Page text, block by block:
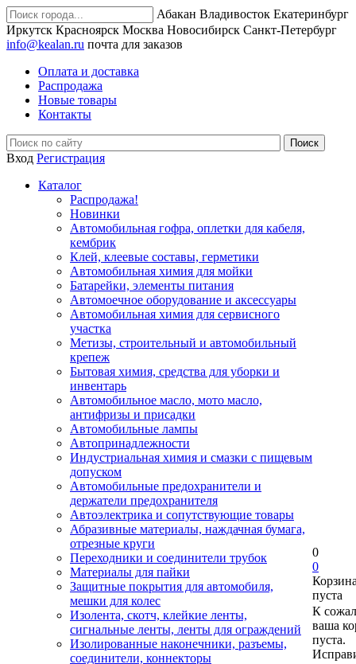
Абакан Владивосток Екатеринбург
Иркутск Красноярск Москва Новосибирск Санкт-Петербург
info@kealan.ru почта для заказов
Оплата и доставка
Распродажа
Новые товары
Контакты
Вход Регистрация
Каталог
Распродажа!
Новинки
Автомобильная гофра, оплетки для кабеля,
кембрик
Клей, клеевые составы, герметики
Автомобильная химия для мойки
Батарейки, элементы питания
Автомоечное оборудование и аксессуары
Автомобильная химия для сервисного
участка
Метизы, строительный и автомобильный
крепеж
Бытовая химия, средства для уборки и
инвентарь
Автомобильное масло, мото масло,
антифризы и присадки
Автомобильные лампы
Автопринадлежности
Индустриальная химия и смазки с пищевым
допуском
Автомобильные предохранители и
держатели предохранителя
Автоэлектрика и сопутствующие товары
Абразивные материалы, наждачная бумага,
отрезные круги
Переходники и соединители трубок
Материалы для пайки
Защитные покрытия для автомобиля,
мешки для колес
Изолента, скотч, клейкие ленты,
сигнальные ленты, ленты для ограждений
Изолированные наконечники, разъемы,
соединители, коннекторы
0
0
пуста
К
ваша
пуста.